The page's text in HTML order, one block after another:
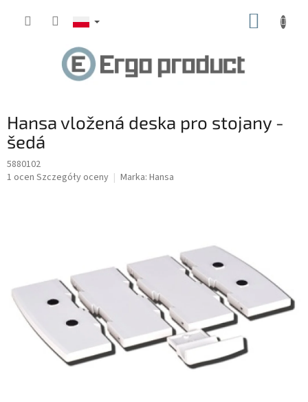
Hansa vložená deska pro stojany -
šedá
5880102
Średnia
1 ocen Szczegóły oceny Marka: Hansa